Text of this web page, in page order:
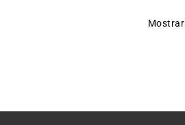
Mostrar